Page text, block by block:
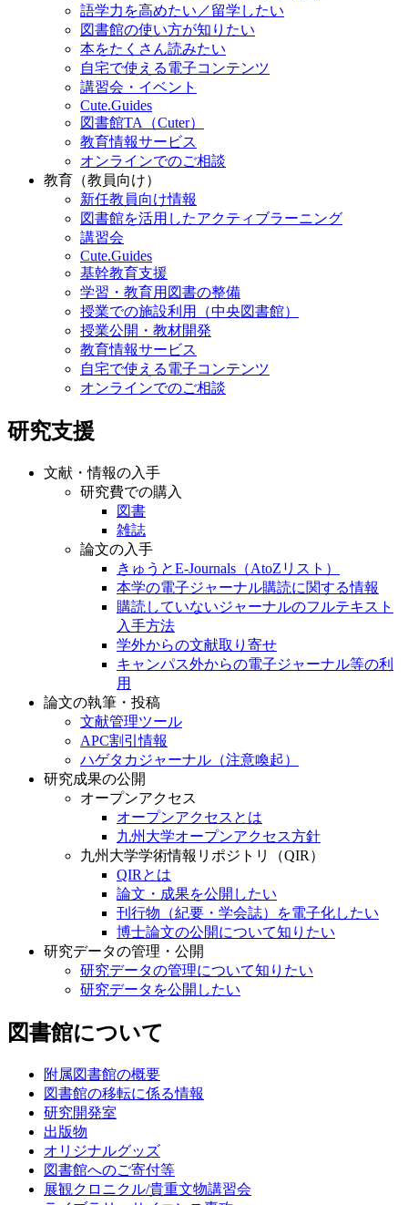
語学力を高めたい／留学したい
図書館の使い方が知りたい
本をたくさん読みたい
自宅で使える電子コンテンツ
講習会・イベント
Cute.Guides
図書館TA（Cuter）
教育情報サービス
オンラインでのご相談
教育（教員向け）
新任教員向け情報
図書館を活用したアクティブラーニング
講習会
Cute.Guides
基幹教育支援
学習・教育用図書の整備
授業での施設利用（中央図書館）
授業公開・教材開発
教育情報サービス
自宅で使える電子コンテンツ
オンラインでのご相談
研究支援
文献・情報の入手
研究費での購入
図書
雑誌
論文の入手
きゅうとE-Journals（AtoZリスト）
本学の電子ジャーナル購読に関する情報
購読していないジャーナルのフルテキスト
入手方法
学外からの文献取り寄せ
キャンパス外からの電子ジャーナル等の利
用
論文の執筆・投稿
文献管理ツール
APC割引情報
ハゲタカジャーナル（注意喚起）
研究成果の公開
オープンアクセス
オープンアクセスとは
九州大学オープンアクセス方針
九州大学学術情報リポジトリ（QIR）
QIRとは
論文・成果を公開したい
刊行物（紀要・学会誌）を電子化したい
博士論文の公開について知りたい
研究データの管理・公開
研究データの管理について知りたい
研究データを公開したい
図書館について
附属図書館の概要
図書館の移転に係る情報
研究開発室
出版物
オリジナルグッズ
図書館へのご寄付等
展観クロニクル/貴重文物講習会